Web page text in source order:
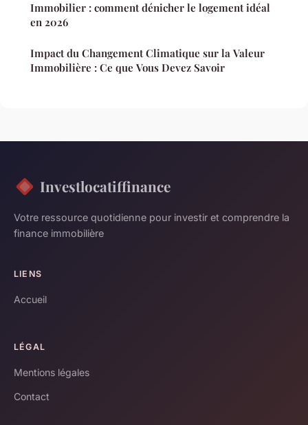
Immobilier : comment dénicher le logement idéal
en 2026
Impact du Changement Climatique sur la Valeur
Immobilière : Ce que Vous Devez Savoir
Investlocatiffinance
Votre ressource quotidienne pour investir et comprendre la
finance immobilière
LIENS
Accueil
LÉGAL
Mentions légales
Contact